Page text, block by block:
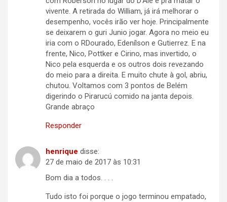
vivente. A retirada do William, já irá melhorar o
desempenho, vocês irão ver hoje. Principalmente
se deixarem o guri Junio jogar. Agora no meio eu
iria com o RDourado, Edenílson e Gutierrez. E na
frente, Nico, Pottker e Cirino, mas invertido, o
Nico pela esquerda e os outros dois revezando
do meio para a direita. E muito chute à gol, abriu,
chutou. Voltamos com 3 pontos de Belém
digerindo o Pirarucú comido na janta depois.
Grande abraço
Responder
henrique disse:
27 de maio de 2017 às 10:31
Bom dia a todos. . . .
Tudo isto foi porque o jogo terminou empatado,